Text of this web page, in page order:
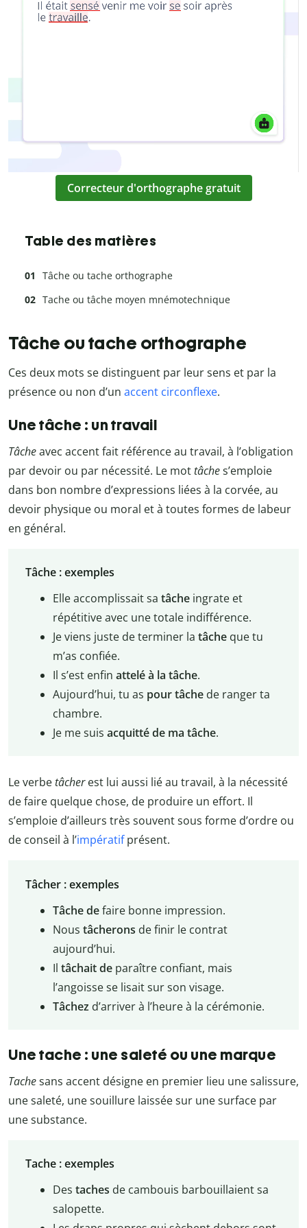
Correcteur d'orthographe gratuit
Table des matières
Tâche ou tache orthographe
Tache ou tâche moyen mnémotechnique
Tâche ou tache orthographe
Ces deux mots se distinguent par leur sens et par la
présence ou non d’un accent circonflexe.
Une tâche : un travail
Tâcheavec accent fait référence au travail, à l’obligation
par devoir ou par nécessité. Le mottâches’emploie
dans bon nombre d’expressions liées à la corvée, au
devoir physique ou moral et à toutes formes de labeur
en général.
Tâche : exemples
Elle accomplissait sa tâcheingrate et
répétitive avec une totale indifférence.
Je viens juste de terminer la tâche que tu
m’as confiée.
Il s’est enfin attelé à la tâche.
Aujourd’hui, tu as pour tâchede ranger ta
chambre.
Je me suis acquitté de ma tâche.
Le verbetâcherest lui aussi lié au travail, à la nécessité
de faire quelque chose, de produire un effort. Il
s’emploie d’ailleurs très souvent sous forme d’ordre ou
de conseil à l’impératifprésent.
Tâcher : exemples
Tâche defaire bonne impression.
Nous tâcherons de finir le contrat
aujourd’hui.
Il tâchait deparaître confiant, mais
l’angoisse se lisait sur son visage.
Tâchez d’arriver à l’heure à la cérémonie.
Une tache : une saleté ou une marque
Tachesans accent désigne en premier lieu une salissure,
une saleté, une souillure laissée sur une surface par
une substance.
Tache : exemples
Des taches de cambouis barbouillaient sa
salopette.